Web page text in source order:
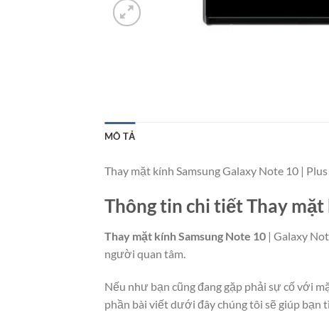
MÔ TẢ
Thay mặt kính Samsung Galaxy Note 10 |
Thông tin chi tiết Thay mặt
Thay mặt kính Samsung Note 10 | Galaxy
người quan tâm.
Nếu như bạn cũng đang gặp phải sự cố với
phần bài viết dưới đây chúng tôi sẽ giúp bạn